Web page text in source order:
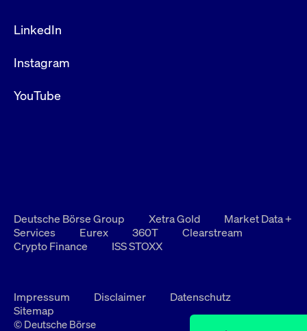
LinkedIn
Instagram
YouTube
Deutsche Börse Group Xetra Gold
Market Data +
Services
Eurex 360T
Clearstream
Crypto Finance
ISS STOXX
Impressum Disclaimer
Datenschutz
Sitemap
© Deutsche Börse